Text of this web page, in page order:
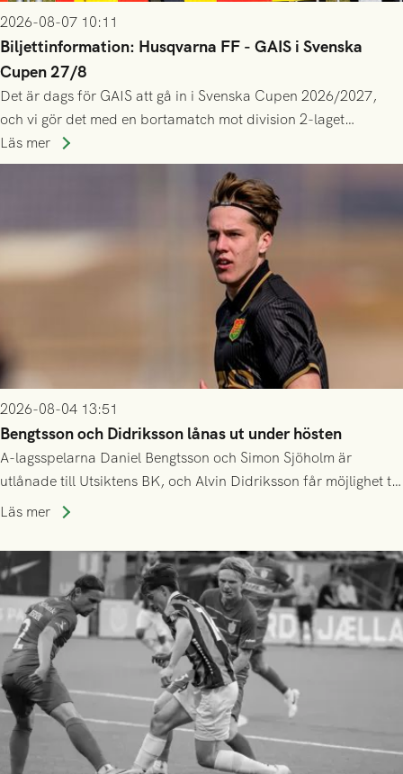
2026-08-07 10:11
Biljettinformation: Husqvarna FF - GAIS i Svenska
Cupen 27/8
Det är dags för GAIS att gå in i Svenska Cupen 2026/2027,
och vi gör det med en bortamatch mot division 2-laget
Husqvarna FF. Häng med och stötta grönsvart på plats!
Läs mer
2026-08-04 13:51
Bengtsson och Didriksson lånas ut under hösten
A-lagsspelarna Daniel Bengtsson och Simon Sjöholm är
utlånade till Utsiktens BK, och Alvin Didriksson får möjlighet till
speltid i Hestrafors genom föreningssamarbete.
Läs mer